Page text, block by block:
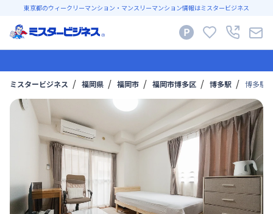
東京都のウィークリーマンション・マンスリーマンション情報はミスタービジネス
ミスタービジネス 福岡県 福岡市 福岡市博多区 博多駅 博多駅